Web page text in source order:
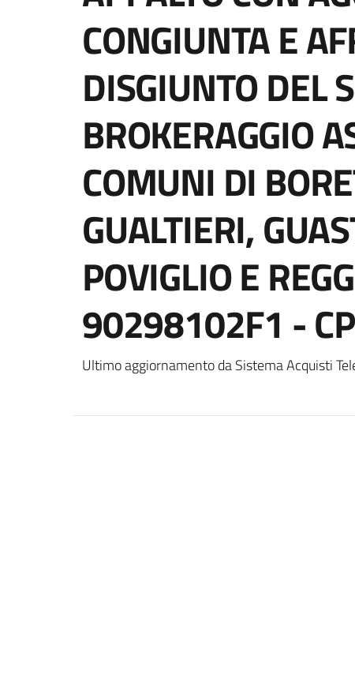
CONGIUNTA E
DISGIUNTO DEL
BROKERAGGIO
COMUNI DI
GUALTIERI,
POVIGLIO E
90298102F1 -
Ultimo aggiornamento da Sistema Acquisti